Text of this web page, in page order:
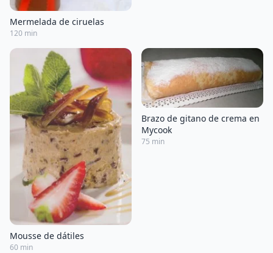
Mermelada de ciruelas
120 min
Mousse de dátiles
60 min
Brazo de gitano de crema en
Mycook
75 min